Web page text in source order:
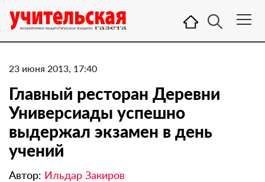
23 июня 2013, 17:40
Главный ресторан Деревни
Универсиады успешно
выдержал экзамен в день
учений
Автор: Ильдар Закиров